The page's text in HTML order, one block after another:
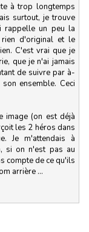
à trop longtemps
surtout, je trouve
rappelle un peu la
rien d'original et le
C'est vrai que je
que je n'ai jamais
de suivre par à-
ensemble. Ceci
image (on est déjà
les 2 héros dans
Je m'attendais à
si on n'est pas au
compte de ce qu'ils
arrière ...